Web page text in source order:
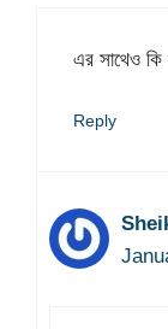
এর সাথেও
Reply